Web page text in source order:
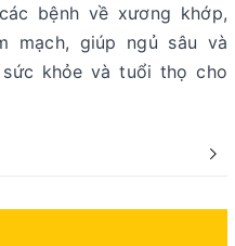
bệnh về xương khớp,
mạch, giúp ngủ sâu và
khỏe và tuổi thọ cho